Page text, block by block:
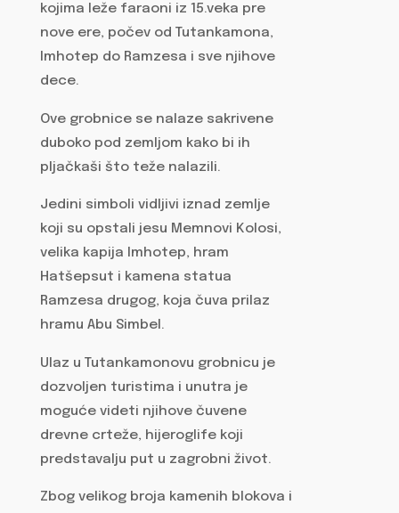
kojima leže faraoni iz 15.veka pre
nove ere, počev od Tutankamona,
Imhotep do Ramzesa i sve njihove
dece.
Ove grobnice se nalaze sakrivene
duboko pod zemljom kako bi ih
pljačkaši što teže nalazili.
Jedini simboli vidljivi iznad zemlje
koji su opstali jesu Memnovi Kolosi,
velika kapija Imhotep, hram
Hatšepsut i kamena statua
Ramzesa drugog, koja čuva prilaz
hramu Abu Simbel.
Ulaz u Tutankamonovu grobnicu je
dozvoljen turistima i unutra je
moguće videti njihove čuvene
drevne crteže, hijeroglife koji
predstavalju put u zagrobni život.
Zbog velikog broja kamenih blokova i